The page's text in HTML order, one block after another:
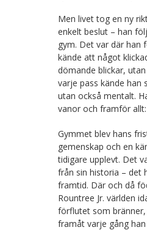
Men livet tog en ny
enkelt beslut – han
gym. Det var där han
kände att något
dömande blickar,
varje pass kände han
utan också mentalt.
vanor och framför
Gymmet blev hans
gemenskap och en
tidigare upplevt. Det
från sin historia – det
framtid. Där och då
Rountree Jr. världen
förflutet som
framåt varje gång